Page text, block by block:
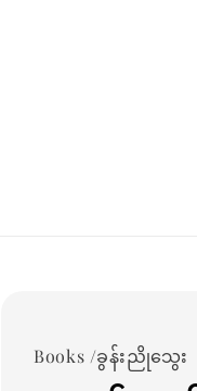
Books /ခွန်းညိုသွေး